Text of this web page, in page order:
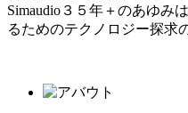
Simaudio３５年＋のあゆみ
るためのテクノロジー探求